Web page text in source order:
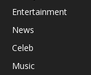
Entertainment
News
Celeb
Music